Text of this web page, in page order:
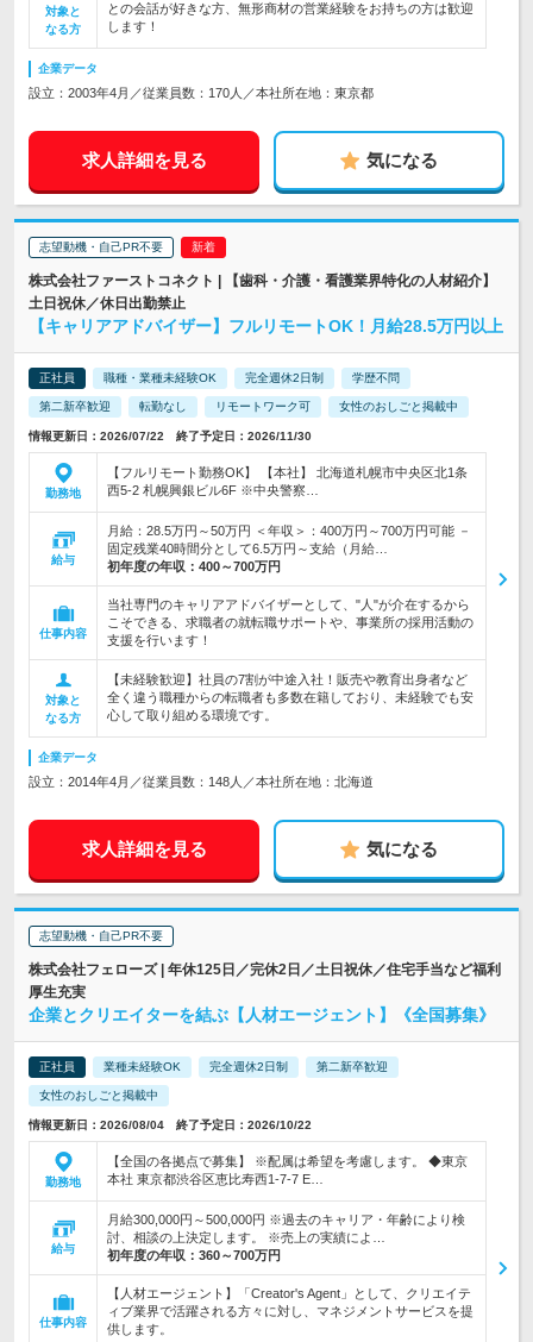
対象と
なる方
との会話が好きな方、無形商材の営業経験をお持ちの方は歓迎
します！
企業データ
設立：2003年4月／従業員数：170人／本社所在地：東京都
求人詳細を見る 気になる
志望動機・自己PR不要
株式会社ファーストコネクト | 【歯科・介護・看護業界特化の人材紹介】
土日祝休／休日出勤禁止
【キャリアアドバイザー】フルリモートOK！月給28.5万円以上
正社員 職種・業種未経験OK 完全週休2日制 学歴不問
第二新卒歓迎 転勤なし リモートワーク可 女性のおしごと掲載中
情報更新日：2026/07/22 終了予定日：2026/11/30
勤務地
【フルリモート勤務OK】 【本社】 北海道札幌市中央区北1条
西5-2 札幌興銀ビル6F ※中央警察…
給与
月給：28.5万円～50万円 ＜年収＞：400万円～700万円可能 －
固定残業40時間分として6.5万円～支給（月給…
初年度の年収： 400～700万円
仕事内容
当社専門のキャリアアドバイザーとして、"人"が介在するから
こそできる、求職者の就転職サポートや、事業所の採用活動の
支援を行います！
対象と
なる方
【未経験歓迎】社員の7割が中途入社！販売や教育出身者など
全く違う職種からの転職者も多数在籍しており、未経験でも安
心して取り組める環境です。
企業データ
設立：2014年4月／従業員数：148人／本社所在地：北海道
求人詳細を見る 気になる
志望動機・自己PR不要
株式会社フェローズ | 年休125日／完休2日／土日祝休／住宅手当など福利
厚生充実
企業とクリエイターを結ぶ【人材エージェント】《全国募集》
正社員 業種未経験OK 完全週休2日制 第二新卒歓迎
女性のおしごと掲載中
情報更新日：2026/08/04 終了予定日：2026/10/22
勤務地
【全国の各拠点で募集】 ※配属は希望を考慮します。 ◆東京
本社 東京都渋谷区恵比寿西1-7-7 E…
給与
月給300,000円～500,000円 ※過去のキャリア・年齢により検
討、相談の上決定します。 ※売上の実績によ…
初年度の年収： 360～700万円
仕事内容
【人材エージェント】「Creator's Agent」として、クリエイテ
ィブ業界で活躍される方々に対し、マネジメントサービスを提
供します。